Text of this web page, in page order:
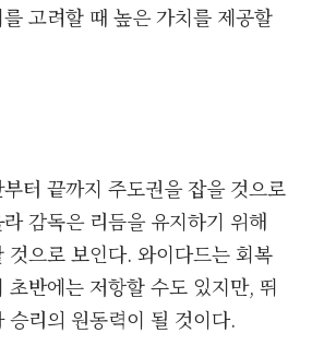
고려할 때 높은 가치를 제공할
터 끝까지 주도권을 잡을 것으로
감독은 리듬을 유지하기 위해
것으로 보인다. 와이다드는 회복
초반에는 저항할 수도 있지만, 뛰
승리의 원동력이 될 것이다.